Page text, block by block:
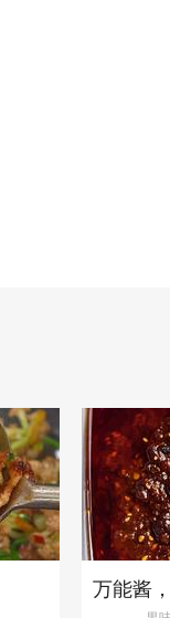
万能酱